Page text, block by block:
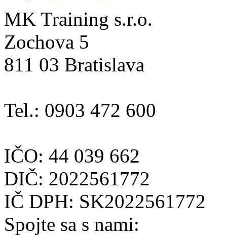
MK Training s.r.o.
Zochova 5
811 03 Bratislava
Tel.: 0903 472 600
IČO: 44 039 662
DIČ: 2022561772
IČ DPH: SK2022561772
Spojte sa s nami: